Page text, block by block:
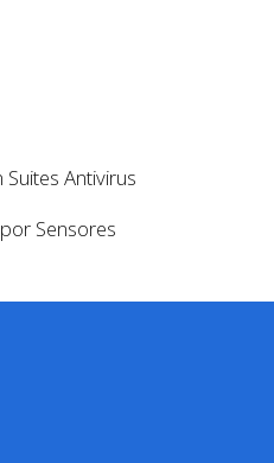
Antivirus
Sensores